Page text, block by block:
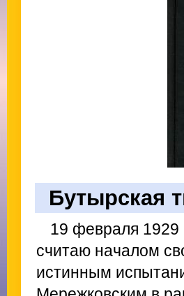
Бутырская
19 февраля 1929
считаю началом
истинным